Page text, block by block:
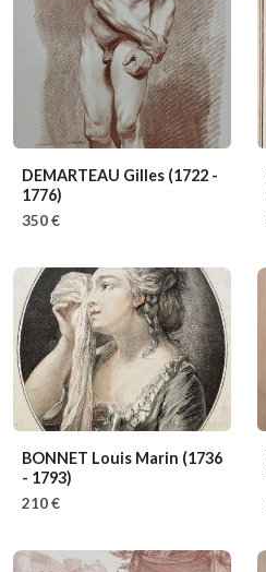
DEMARTEAU Gilles (1722 -
1776)
350 €
BONNET Louis Marin (1736
- 1793)
210 €